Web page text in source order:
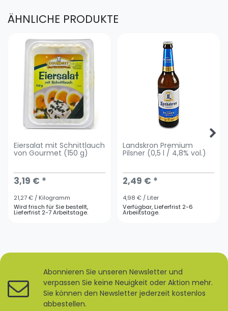
ÄHNLICHE PRODUKTE
Eiersalat mit Schnittlauch
von Gourmet (150 g)
3,19 € *
21,27 € / Kilogramm
Wird frisch für Sie bestellt,
Lieferfrist 2-7 Arbeitstage.
Landskron Premium
Pilsner (0,5 l / 4,8% vol.)
2,49 € *
4,98 € / Liter
Verfügbar, Lieferfrist 2-6
Arbeiitstage.
Abonnieren Sie unseren Newsletter und
verpassen Sie keine Neuigkeit oder Aktion mehr.
Sie können den Newsletter jederzeit kostenlos
abbestellen.